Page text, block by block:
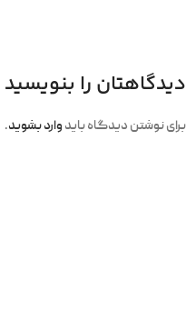
دیدگاهتان را بنویسید
برای نوشتن دیدگاه باید وارد بشوید.